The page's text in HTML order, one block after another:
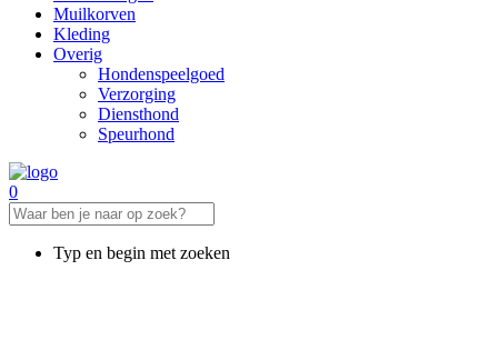
Muilkorven
Kleding
Overig
Hondenspeelgoed
Verzorging
Diensthond
Speurhond
0
Typ en begin met zoeken